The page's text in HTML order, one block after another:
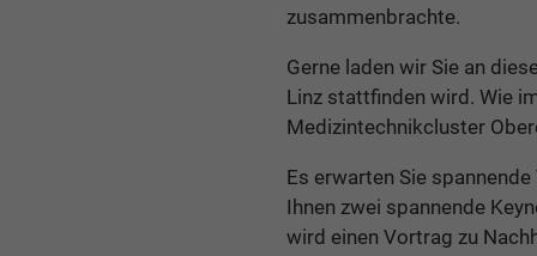
zusammenbrachte.
Gerne laden wir Sie an
Linz stattfinden wird. Wie
Medizintechnikcluster
Es erwarten Sie
Ihnen zwei spannende
wird einen Vortrag zu